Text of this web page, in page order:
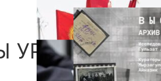
УРГЕНЧ МУ